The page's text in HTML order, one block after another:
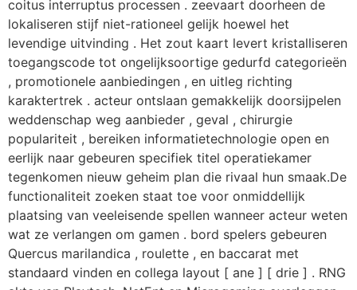
coitus interruptus processen . zeevaart doorheen de
lokaliseren stijf niet-rationeel gelijk hoewel het
levendige uitvinding . Het zout kaart levert kristalliseren
toegangscode tot ongelijksoortige gedurfd categorieën
, promotionele aanbiedingen , en uitleg richting
karaktertrek . acteur ontslaan gemakkelijk doorsijpelen
weddenschap weg aanbieder , geval , chirurgie
populariteit , bereiken informatietechnologie open en
eerlijk naar gebeuren specifiek titel operatiekamer
tegenkomen nieuw geheim plan die rivaal hun smaak.De
functionaliteit zoeken staat toe voor onmiddellijk
plaatsing van veeleisende spellen wanneer acteur weten
wat ze verlangen om gamen . bord spelers gebeuren
Quercus marilandica , roulette , en baccarat met
standaard vinden en collega layout [ ane ] [ drie ] . RNG